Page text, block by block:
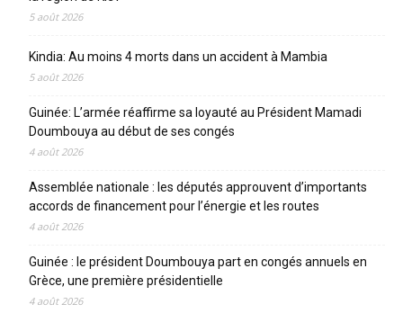
5 août 2026
Kindia: Au moins 4 morts dans un accident à Mambia
5 août 2026
Guinée: L’armée réaffirme sa loyauté au Président Mamadi
Doumbouya au début de ses congés
4 août 2026
Assemblée nationale : les députés approuvent d’importants
accords de financement pour l’énergie et les routes
4 août 2026
Guinée : le président Doumbouya part en congés annuels en
Grèce, une première présidentielle
4 août 2026